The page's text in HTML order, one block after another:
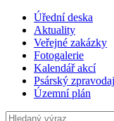
Úřední deska
Aktuality
Veřejné zakázky
Fotogalerie
Kalendář akcí
Psárský zpravodaj
Územní plán